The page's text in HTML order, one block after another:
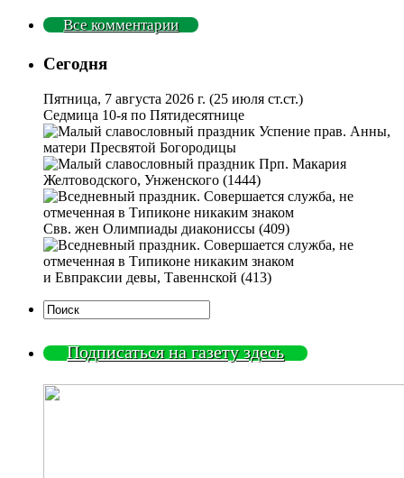
Все комментарии
Сегодня
Пятница, 7 августа 2026 г. (25 июля ст.ст.)
Седмица 10-я по Пятидесятнице
Успение прав. Анны,
матери Пресвятой Богородицы
Прп. Макария
Желтоводского, Унженского (1444)
Свв. жен Олимпиады диакониссы (409)
и Евпраксии девы, Тавеннской (413)
Подписаться на газету здесь